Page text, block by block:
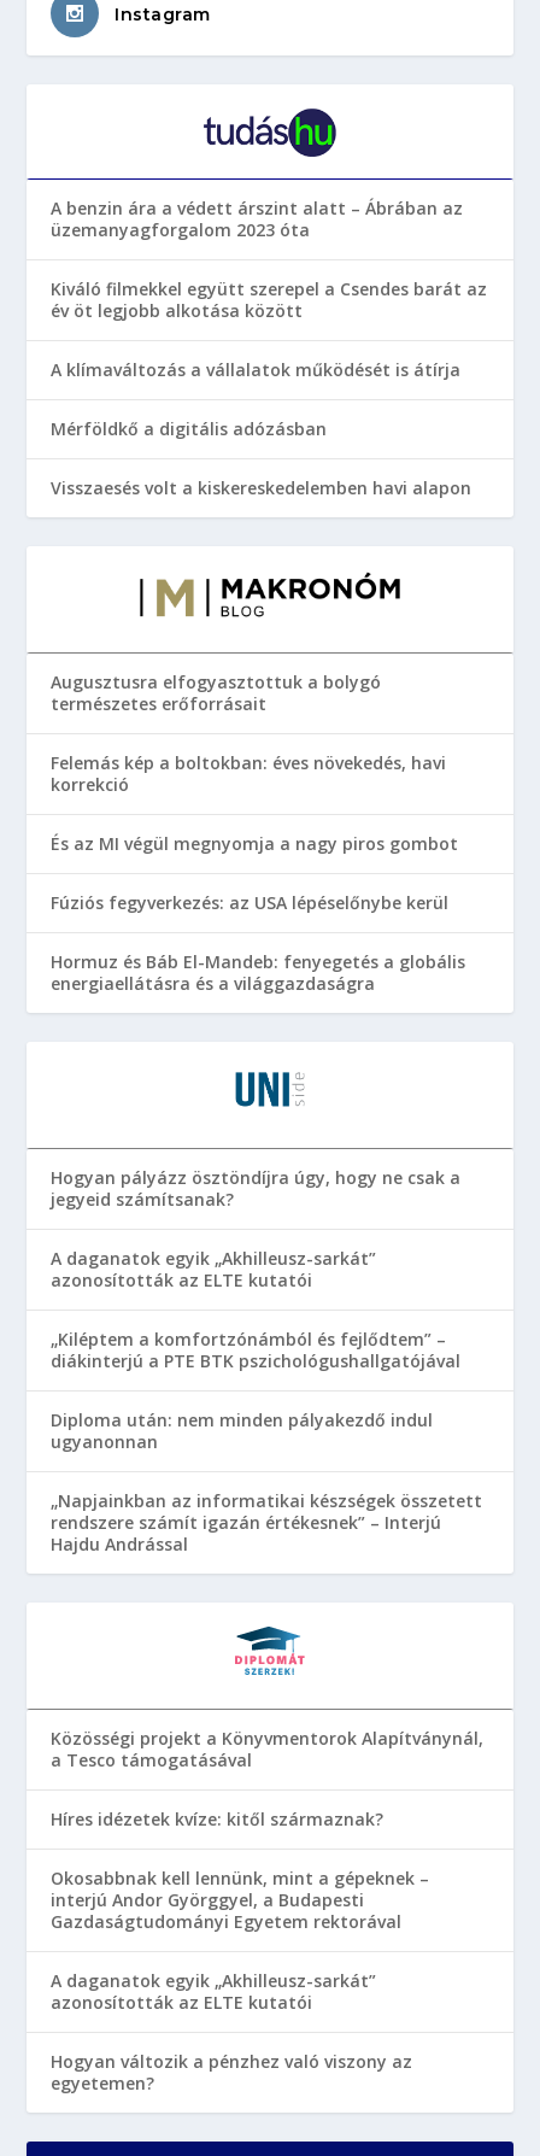
Instagram
A benzin ára a védett árszint alatt – Ábrában az
üzemanyagforgalom 2023 óta
Kiváló filmekkel együtt szerepel a Csendes barát az
év öt legjobb alkotása között
A klímaváltozás a vállalatok működését is átírja
Mérföldkő a digitális adózásban
Visszaesés volt a kiskereskedelemben havi alapon
Augusztusra elfogyasztottuk a bolygó
természetes erőforrásait
Felemás kép a boltokban: éves növekedés, havi
korrekció
És az MI végül megnyomja a nagy piros gombot
Fúziós fegyverkezés: az USA lépéselőnybe kerül
Hormuz és Báb El-Mandeb: fenyegetés a globális
energiaellátásra és a világgazdaságra
Hogyan pályázz ösztöndíjra úgy, hogy ne csak a
jegyeid számítsanak?
A daganatok egyik „Akhilleusz-sarkát”
azonosították az ELTE kutatói
„Kiléptem a komfortzónámból és fejlődtem” –
diákinterjú a PTE BTK pszichológushallgatójával
Diploma után: nem minden pályakezdő indul
ugyanonnan
„Napjainkban az informatikai készségek összetett
rendszere számít igazán értékesnek” – Interjú
Hajdu Andrással
Közösségi projekt a Könyvmentorok Alapítványnál,
a Tesco támogatásával
Híres idézetek kvíze: kitől származnak?
Okosabbnak kell lennünk, mint a gépeknek –
interjú Andor Györggyel, a Budapesti
Gazdaságtudományi Egyetem rektorával
A daganatok egyik „Akhilleusz-sarkát”
azonosították az ELTE kutatói
Hogyan változik a pénzhez való viszony az
egyetemen?